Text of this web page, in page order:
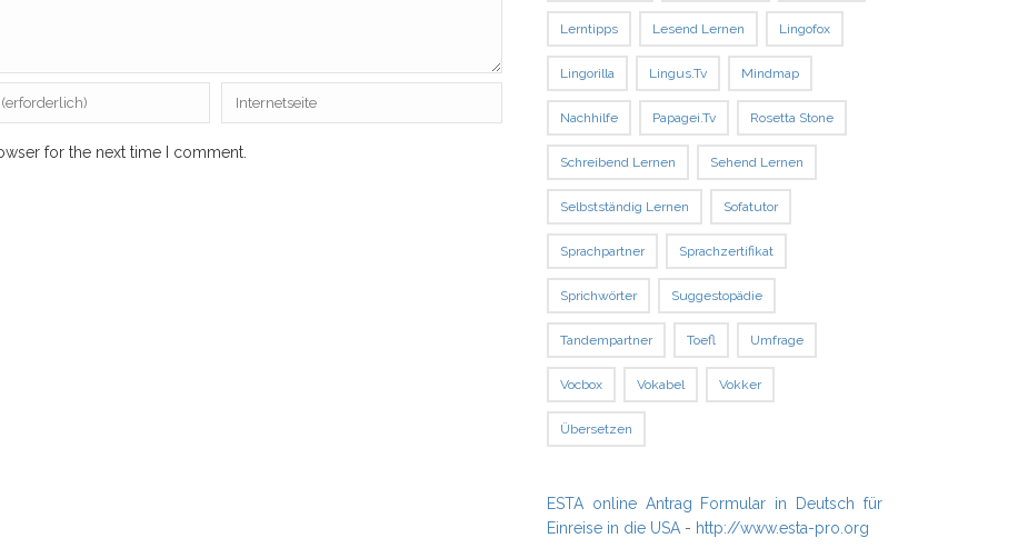
for the next time I comment.
Lerntipps Lesend Lernen Lingofox
Lingorilla Lingus.tv Mindmap
Nachhilfe Papagei.tv Rosetta Stone
Schreibend Lernen Sehend Lernen
Selbstständig Lernen Sofatutor
Sprachpartner Sprachzertifikat
Sprichwörter Suggestopädie
Tandempartner Toefl Umfrage
Vocbox Vokabel Vokker
Übersetzen
ESTA online Antrag Formular in Deutsch für
Einreise in die USA - http://www.esta-pro.org